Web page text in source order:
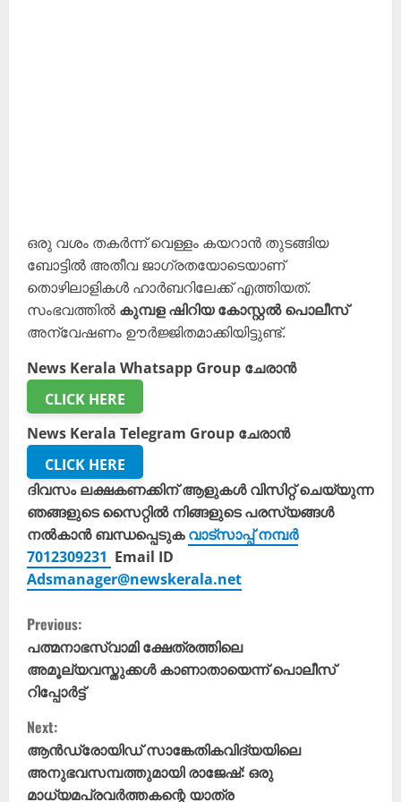
ഒരു വശം തകർന്ന് വെള്ളം കയറാൻ തുടങ്ങിയ
ബോട്ടിൽ അതീവ ജാഗ്രതയോടെയാണ്
തൊഴിലാളികൾ ഹാർബറിലേക്ക് എത്തിയത്.
സംഭവത്തിൽ കുമ്പള ഷിറിയ കോസ്റ്റൽ പൊലീസ്
അന്വേഷണം ഊർജ്ജിതമാക്കിയിട്ടുണ്ട്.
News Kerala Whatsapp Group ചേരാൻ
CLICK HERE
News Kerala Telegram Group ചേരാൻ
CLICK HERE
ദിവസം ലക്ഷകണക്കിന് ആളുകൾ വിസിറ്റ് ചെയ്യുന്ന
ഞങ്ങളുടെ സൈറ്റിൽ നിങ്ങളുടെ പരസ്യങ്ങൾ
നൽകാൻ ബന്ധപ്പെടുകവാട്സാപ്പ് നമ്പർ
7012309231 Email ID
Adsmanager@newskerala.net
C
o
n
t
i
Previous:
പത്മനാഭസ്വാമി ക്ഷേത്രത്തിലെ
അമൂല്യവസ്തുക്കള്‍ കാണാതായെന്ന് പൊലീസ്
റിപ്പോർട്ട്
Next:
ആൻഡ്രോയിഡ് സാങ്കേതികവിദ്യയിലെ
അനുഭവസമ്പത്തുമായി രാജേഷ്: ഒരു
മാധ്യമപ്രവർത്തകന്റെ യാത്ര